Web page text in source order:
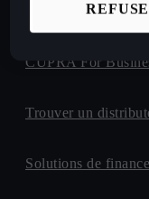
Nos offres LLD
CUPRA For
Trouver un
Solutions de